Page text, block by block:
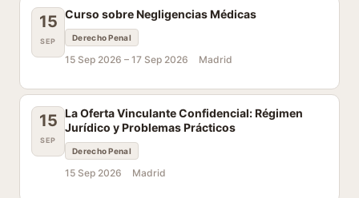
15
SEP
Curso sobre Negligencias Médicas
Derecho Penal
15 Sep 2026 – 17 Sep 2026 Madrid
15
SEP
La Oferta Vinculante Confidencial: Régimen
Jurídico y Problemas Prácticos
Derecho Penal
15 Sep 2026 Madrid